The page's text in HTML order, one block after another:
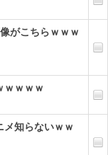
がこちらｗｗｗ
ｗｗｗｗ
メ知らないｗｗ